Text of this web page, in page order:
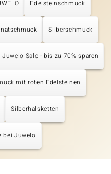
Edelsteinschmuck
Silberschmuck
Juwelo Sale - bis zu 70% sparen
mit roten Edelsteinen
Silberhalsketten
bei Juwelo